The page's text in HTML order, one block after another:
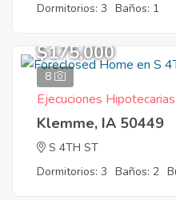
Dormitorios: 3 Baños: 1
8
$175,000
Ejecuciones Hipotecarias
Klemme, IA 50449
S 4TH ST
Dormitorios: 3 Baños: 2